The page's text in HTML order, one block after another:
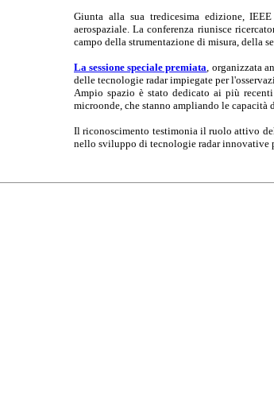
Giunta alla sua tredicesima edizione,
aerospaziale. La conferenza riunisce
campo della strumentazione di misura, della
La sessione speciale premiata, organizzata
delle tecnologie radar impiegate per
Ampio spazio è stato dedicato ai più
microonde, che stanno ampliando le
Il riconoscimento testimonia il ruolo attivo
nello sviluppo di tecnologie radar innovative